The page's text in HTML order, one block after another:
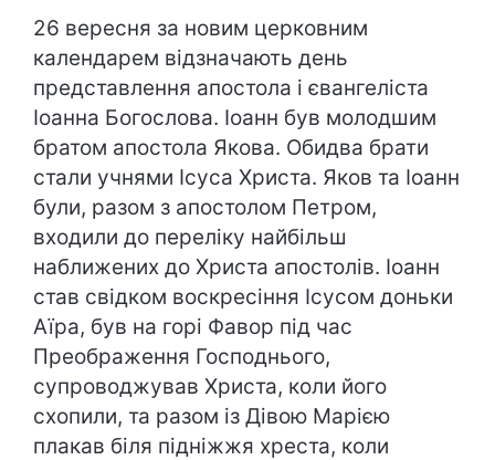
26 вересня за новим церковним
календарем відзначають день
представлення апостола і євангеліста
Іоанна Богослова. Іоанн був молодшим
братом апостола Якова. Обидва брати
стали учнями Ісуса Христа. Яков та Іоанн
були, разом з апостолом Петром,
входили до переліку найбільш
наближених до Христа апостолів. Іоанн
став свідком воскресіння Ісусом доньки
Аїра, був на горі Фавор під час
Преображення Господнього,
супроводжував Христа, коли його
схопили, та разом із Дівою Марією
плакав біля підніжжя хреста, коли